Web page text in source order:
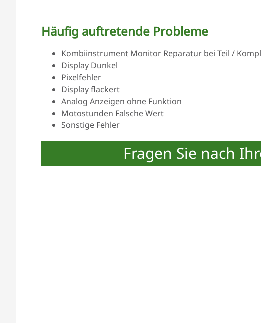
Häufig auftretende Probleme
Kombiinstrument Monitor Reparatur bei Teil /
Display Dunkel
Pixelfehler
Display flackert
Analog Anzeigen ohne Funktion
Motostunden Falsche Wert
Sonstige Fehler
Fragen Sie nach